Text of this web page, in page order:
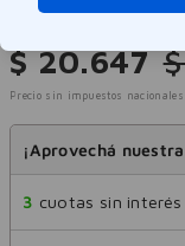
Referencia:-
$ 20.647 $
Precio sin impuestos nacionales:
¡Aprovechá
3 cuotas sin interés